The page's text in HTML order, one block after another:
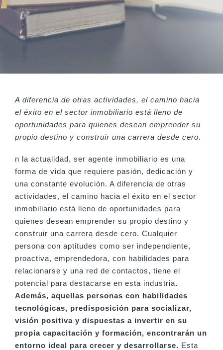
A diferencia de otras actividades, el camino hacia
el éxito en el sector inmobiliario está lleno de
oportunidades para quienes desean emprender su
propio destino y construir una carrera desde cero.
n la actualidad, ser agente inmobiliario es una
forma de vida que requiere pasión, dedicación y
una constante evolución. A diferencia de otras
actividades, el camino hacia el éxito en el sector
inmobiliario está lleno de oportunidades para
quienes desean emprender su propio destino y
construir una carrera desde cero. Cualquier
persona con aptitudes como ser independiente,
proactiva, emprendedora, con habilidades para
relacionarse y una red de contactos, tiene el
potencial para destacarse en esta industria.
Además, aquellas personas con habilidades
tecnológicas, predisposición para socializar,
visión positiva y dispuestas a invertir en su
propia capacitación y formación, encontrarán un
entorno ideal para crecer y desarrollarse. Esta